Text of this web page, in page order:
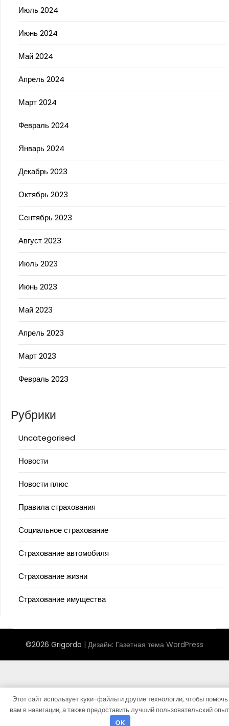
Июль 2024
Июнь 2024
Май 2024
Апрель 2024
Март 2024
Февраль 2024
Январь 2024
Декабрь 2023
Октябрь 2023
Сентябрь 2023
Август 2023
Июль 2023
Июнь 2023
Май 2023
Апрель 2023
Март 2023
Февраль 2023
Рубрики
Uncategorised
Новости
Новости плюс
Правила страхования
Социальное страхование
Страхование автомобиля
Страхование жизни
Страхование имущества
©2026 Grigordo | Дизайн: Газетная тема WordPress
Этот сайт использует куки-файлы и другие технологии, чтобы помочь
вам в навигации, а также предоставить лучший пользовательский
OK